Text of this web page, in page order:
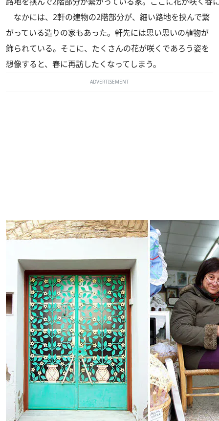
なかには、2軒の建物の2階部分が、細い路地を挟んで繋
がっている造りの家もあった。軒先には思い思いの植物が
飾られている。そこに、たくさんの花が咲くであろう姿を
想像すると、春に再訪したくなってしまう。
ADVERTISEMENT